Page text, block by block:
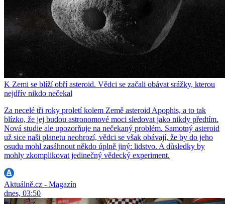
K Zemi se blíží obří asteroid. Vědci se začali obávat srážky, kterou
nejdřív nikdo nečekal
Za necelé tři roky proletí kolem Země asteroid Apophis, a to tak
blízko, že jej budou astronomové moci sledovat jako nikdy předtím.
Nová studie ale upozorňuje na nečekaný problém. Samotný asteroid
už sice naši planetu neohrozí, vědci se však obávají, že by do jeho
osudu mohl zasáhnout někdo úplně jiný: lidstvo. A důsledky by
mohly zkomplikovat jedinečný vědecký experiment.
Aktuálně.cz - Magazín
dnes, 03:50